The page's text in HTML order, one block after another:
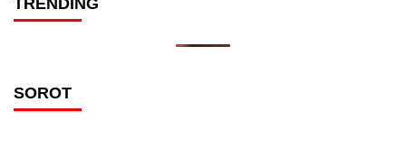
TRENDING
SOROT